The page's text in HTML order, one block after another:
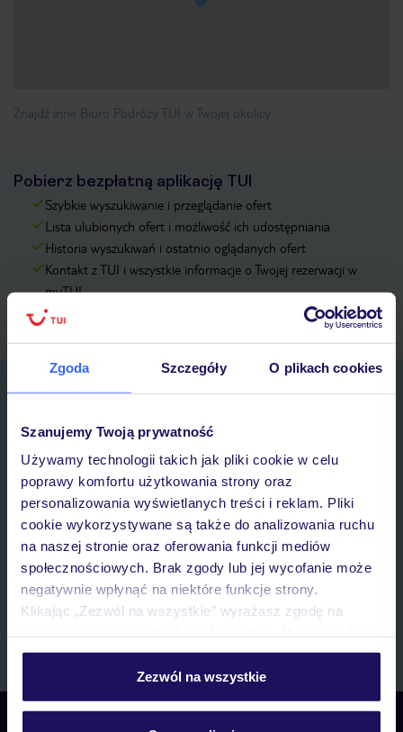
Zgoda Szczegóły O plikach cookies
Szanujemy Twoją prywatność
Używamy technologii takich jak pliki cookie w celu
poprawy komfortu użytkowania strony oraz
personalizowania wyświetlanych treści i reklam. Pliki
cookie wykorzystywane są także do analizowania ruchu
na naszej stronie oraz oferowania funkcji mediów
społecznościowych. Brak zgody lub jej wycofanie może
negatywnie wpłynąć na niektóre funkcje strony.
Klikając „Zezwól na wszystkie” wyrażasz zgodę na
personalizować swój wybór wchodząc w zakładkę
Szczegółowe informacje o plikach cookie znajdziesz
Zezwól na wszystkie
Znajdź inne Biuro Podróży TUI w Twojej okolicy
Pobierz bezpłatną aplikację TUI
Szybkie wyszukiwanie i przeglądanie ofert
Lista ulubionych ofert i możliwość ich udostępniania
Historia wyszukiwań i ostatnio oglądanych ofert
Kontakt z TUI i wszystkie informacje o Twojej rezerwacji w
myTUI
Zapisz się do newslettera
Wyrażam zgodę na przetwarzanie danych osobowych przez TUI
Poland Sp. z o.o. i TUI Poland Dystrybucja Sp. z o.o. w celach
marketingowych, w zakresie oraz celu wskazanym w„Informacji o
przetwarzaniu danych osobowych” , poprzez elektroniczną formę
komunikacji (e-mail), także z użyciem tzw. automatycznych
systemów wywołujących.
Skontaktuj się z nami